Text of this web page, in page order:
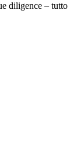
diligence – tutto